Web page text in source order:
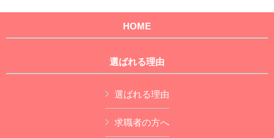
HOME
選ばれる理由
選ばれる理由
求職者の方へ